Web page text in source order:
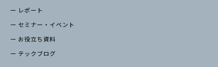
レポート
セミナー・イベント
お役立ち資料
テックブログ